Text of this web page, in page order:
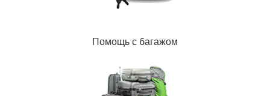
Помощь с багажом